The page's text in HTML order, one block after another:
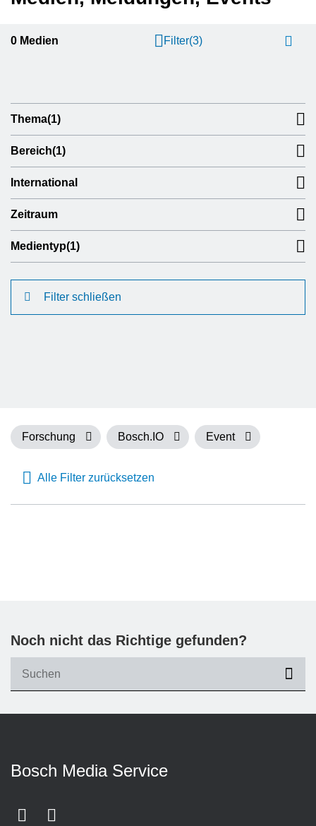
0 Medien Filter(3)
Thema(1)
Bereich(1)
International
Zeitraum
Medientyp(1)
Filter schließen
Forschung Bosch.IO Event
Alle Filter zurücksetzen
Noch nicht das Richtige gefunden?
Bosch Media Service